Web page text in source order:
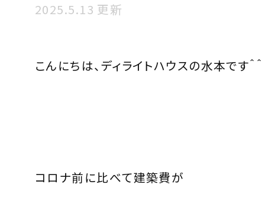
2025.5.13 更新
こんにちは、ディライトハウスの水本です＾＾
コロナ前に比べて建築費が